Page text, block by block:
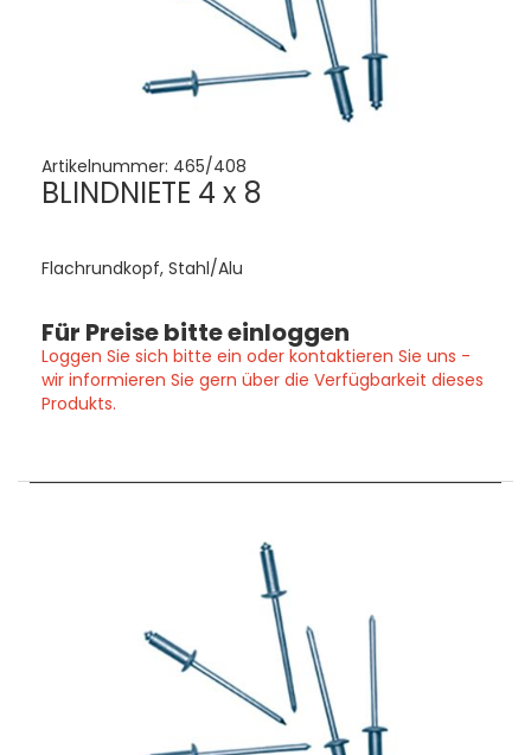
Artikelnummer: 465/408
BLINDNIETE 4 x 8
Flachrundkopf, Stahl/Alu
Für Preise bitte einloggen
Loggen Sie sich bitte ein oder kontaktieren Sie uns -
wir informieren Sie gern über die Verfügbarkeit dieses
Produkts.